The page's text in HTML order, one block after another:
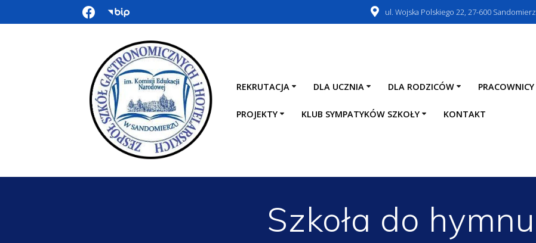
ul. Wojska Polskiego 22, 27-600 Sandomierz
REKRUTACJA DLA UCZNIA DLA RODZICÓW PRACOWNICY
PROJEKTY KLUB SYMPATYKÓW SZKOŁY KONTAKT
Szkoła do hymnu